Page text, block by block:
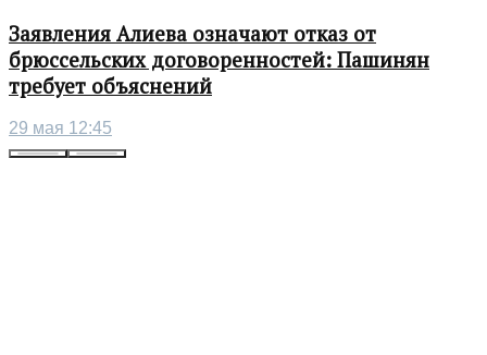
Заявления Алиева означают отказ от
брюссельских договоренностей: Пашинян
требует объяснений
29 мая 12:45